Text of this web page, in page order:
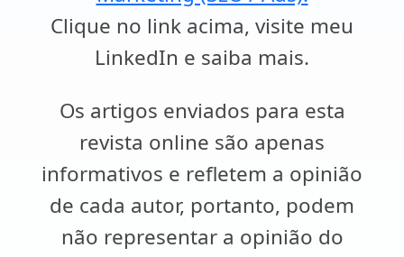
Clique no link acima, visite meu
LinkedIn e saiba mais.
Os artigos enviados para esta
revista online são apenas
informativos e refletem a opinião
de cada autor, portanto, podem
não representar a opinião do